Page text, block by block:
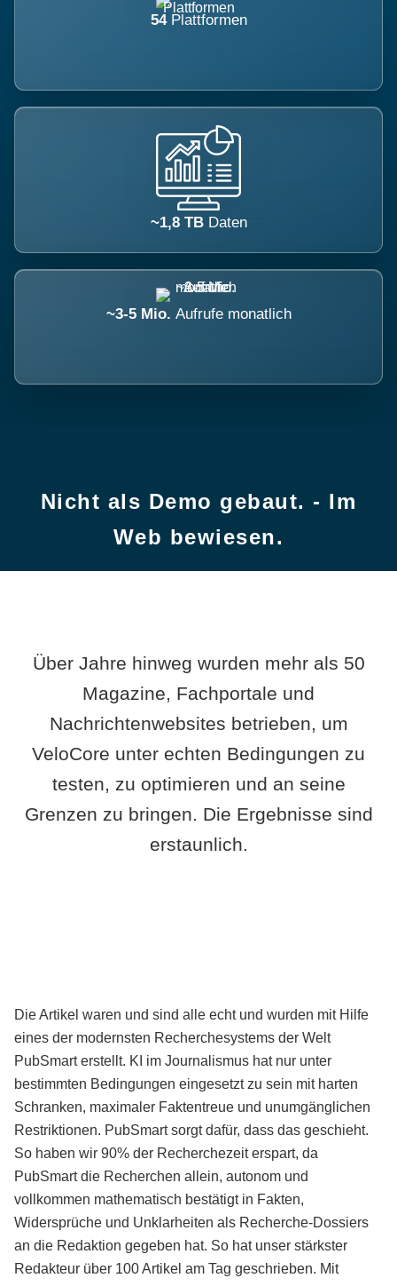
54 Plattformen
~1,8 TB Daten
~3-5 Mio. Aufrufe monatlich
Nicht als Demo gebaut. - Im
Web bewiesen.
Über Jahre hinweg wurden mehr als 50
Magazine, Fachportale und
Nachrichtenwebsites betrieben, um
VeloCore unter echten Bedingungen zu
testen, zu optimieren und an seine
Grenzen zu bringen. Die Ergebnisse sind
erstaunlich.
Die Artikel waren und sind alle echt und wurden mit Hilfe
eines der modernsten Recherchesystems der Welt
PubSmart erstellt. KI im Journalismus hat nur unter
bestimmten Bedingungen eingesetzt zu sein mit harten
Schranken, maximaler Faktentreue und unumgänglichen
Restriktionen. PubSmart sorgt dafür, dass das geschieht.
So haben wir 90% der Recherchezeit erspart, da
PubSmart die Recherchen allein, autonom und
vollkommen mathematisch bestätigt in Fakten,
Widersprüche und Unklarheiten als Recherche-Dossiers
an die Redaktion gegeben hat. So hat unser stärkster
Redakteur über 100 Artikel am Tag geschrieben. Mit